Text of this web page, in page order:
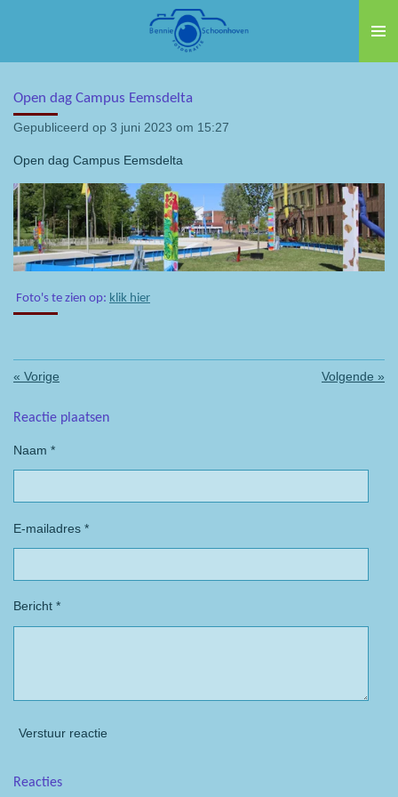
hoofdinhoud
Open dag Campus Eemsdelta
Gepubliceerd op 3 juni 2023 om 15:27
Open dag Campus Eemsdelta
Foto's te zien op: klik hier
« Vorige Volgende »
Reactie plaatsen
Naam *
E-mailadres *
Bericht *
Verstuur reactie
Reacties